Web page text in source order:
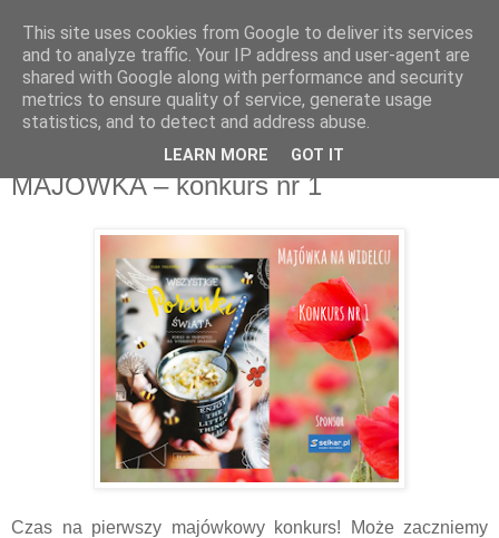
Recenzje na widelcu
Portal kulturalny - książki, recenzje, inspiracje, konkursy.
wtorek, 1 maja 2018
MAJÓWKA – konkurs nr 1
Czas na pierwszy majówkowy konkurs! Może zaczniemy
This site uses cookies from Google to deliver its services
and to analyze traffic. Your IP address and user-agent are
shared with Google along with performance and security
metrics to ensure quality of service, generate usage
statistics, and to detect and address abuse.
LEARN MORE GOT IT